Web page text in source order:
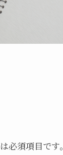
必須項目です。